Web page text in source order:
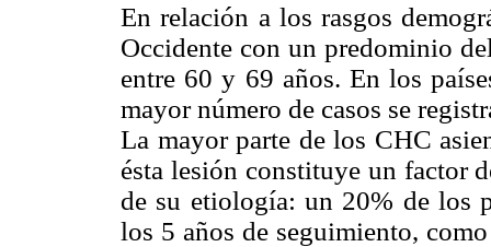
En relación a los rasgos
Occidente con un predominio
entre 60 y 69 años. En los
mayor número de casos se
La mayor parte de los CHC
ésta lesión constituye un factor
de su etiología: un 20% de los
los 5 años de seguimiento,